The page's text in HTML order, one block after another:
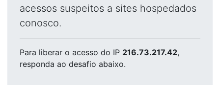
acessos suspeitos a sites hospedados
conosco.
Para liberar o acesso do IP 216.73.217.42,
responda ao desafio abaixo.